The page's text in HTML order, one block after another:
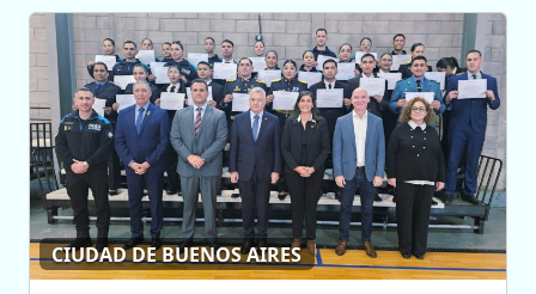
CIUDAD DE BUENOS AIRES